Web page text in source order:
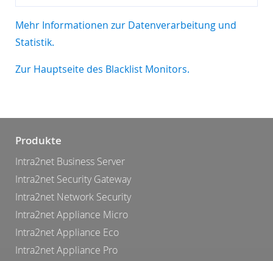
Mehr Informationen zur Datenverarbeitung und
Statistik.
Zur Hauptseite des Blacklist Monitors.
Produkte
Intra2net Business Server
Intra2net Security Gateway
Intra2net Network Security
Intra2net Appliance Micro
Intra2net Appliance Eco
Intra2net Appliance Pro